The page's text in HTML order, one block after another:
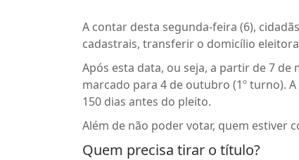
A contar desta segunda-feira (6),
cadastrais, transferir o domicílio
Após esta data, ou seja, a partir de 7
marcado para 4 de outubro (1º turno).
150 dias antes do pleito.
Além de não poder votar, quem estiver
Quem precisa tirar o título?